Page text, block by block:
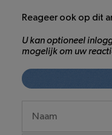
Reageer ook op dit
U kan optioneel
mogelijk om uw